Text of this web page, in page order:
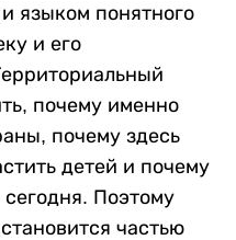
языком понятного
и его
почему именно
почему здесь
детей и почему
Поэтому
частью